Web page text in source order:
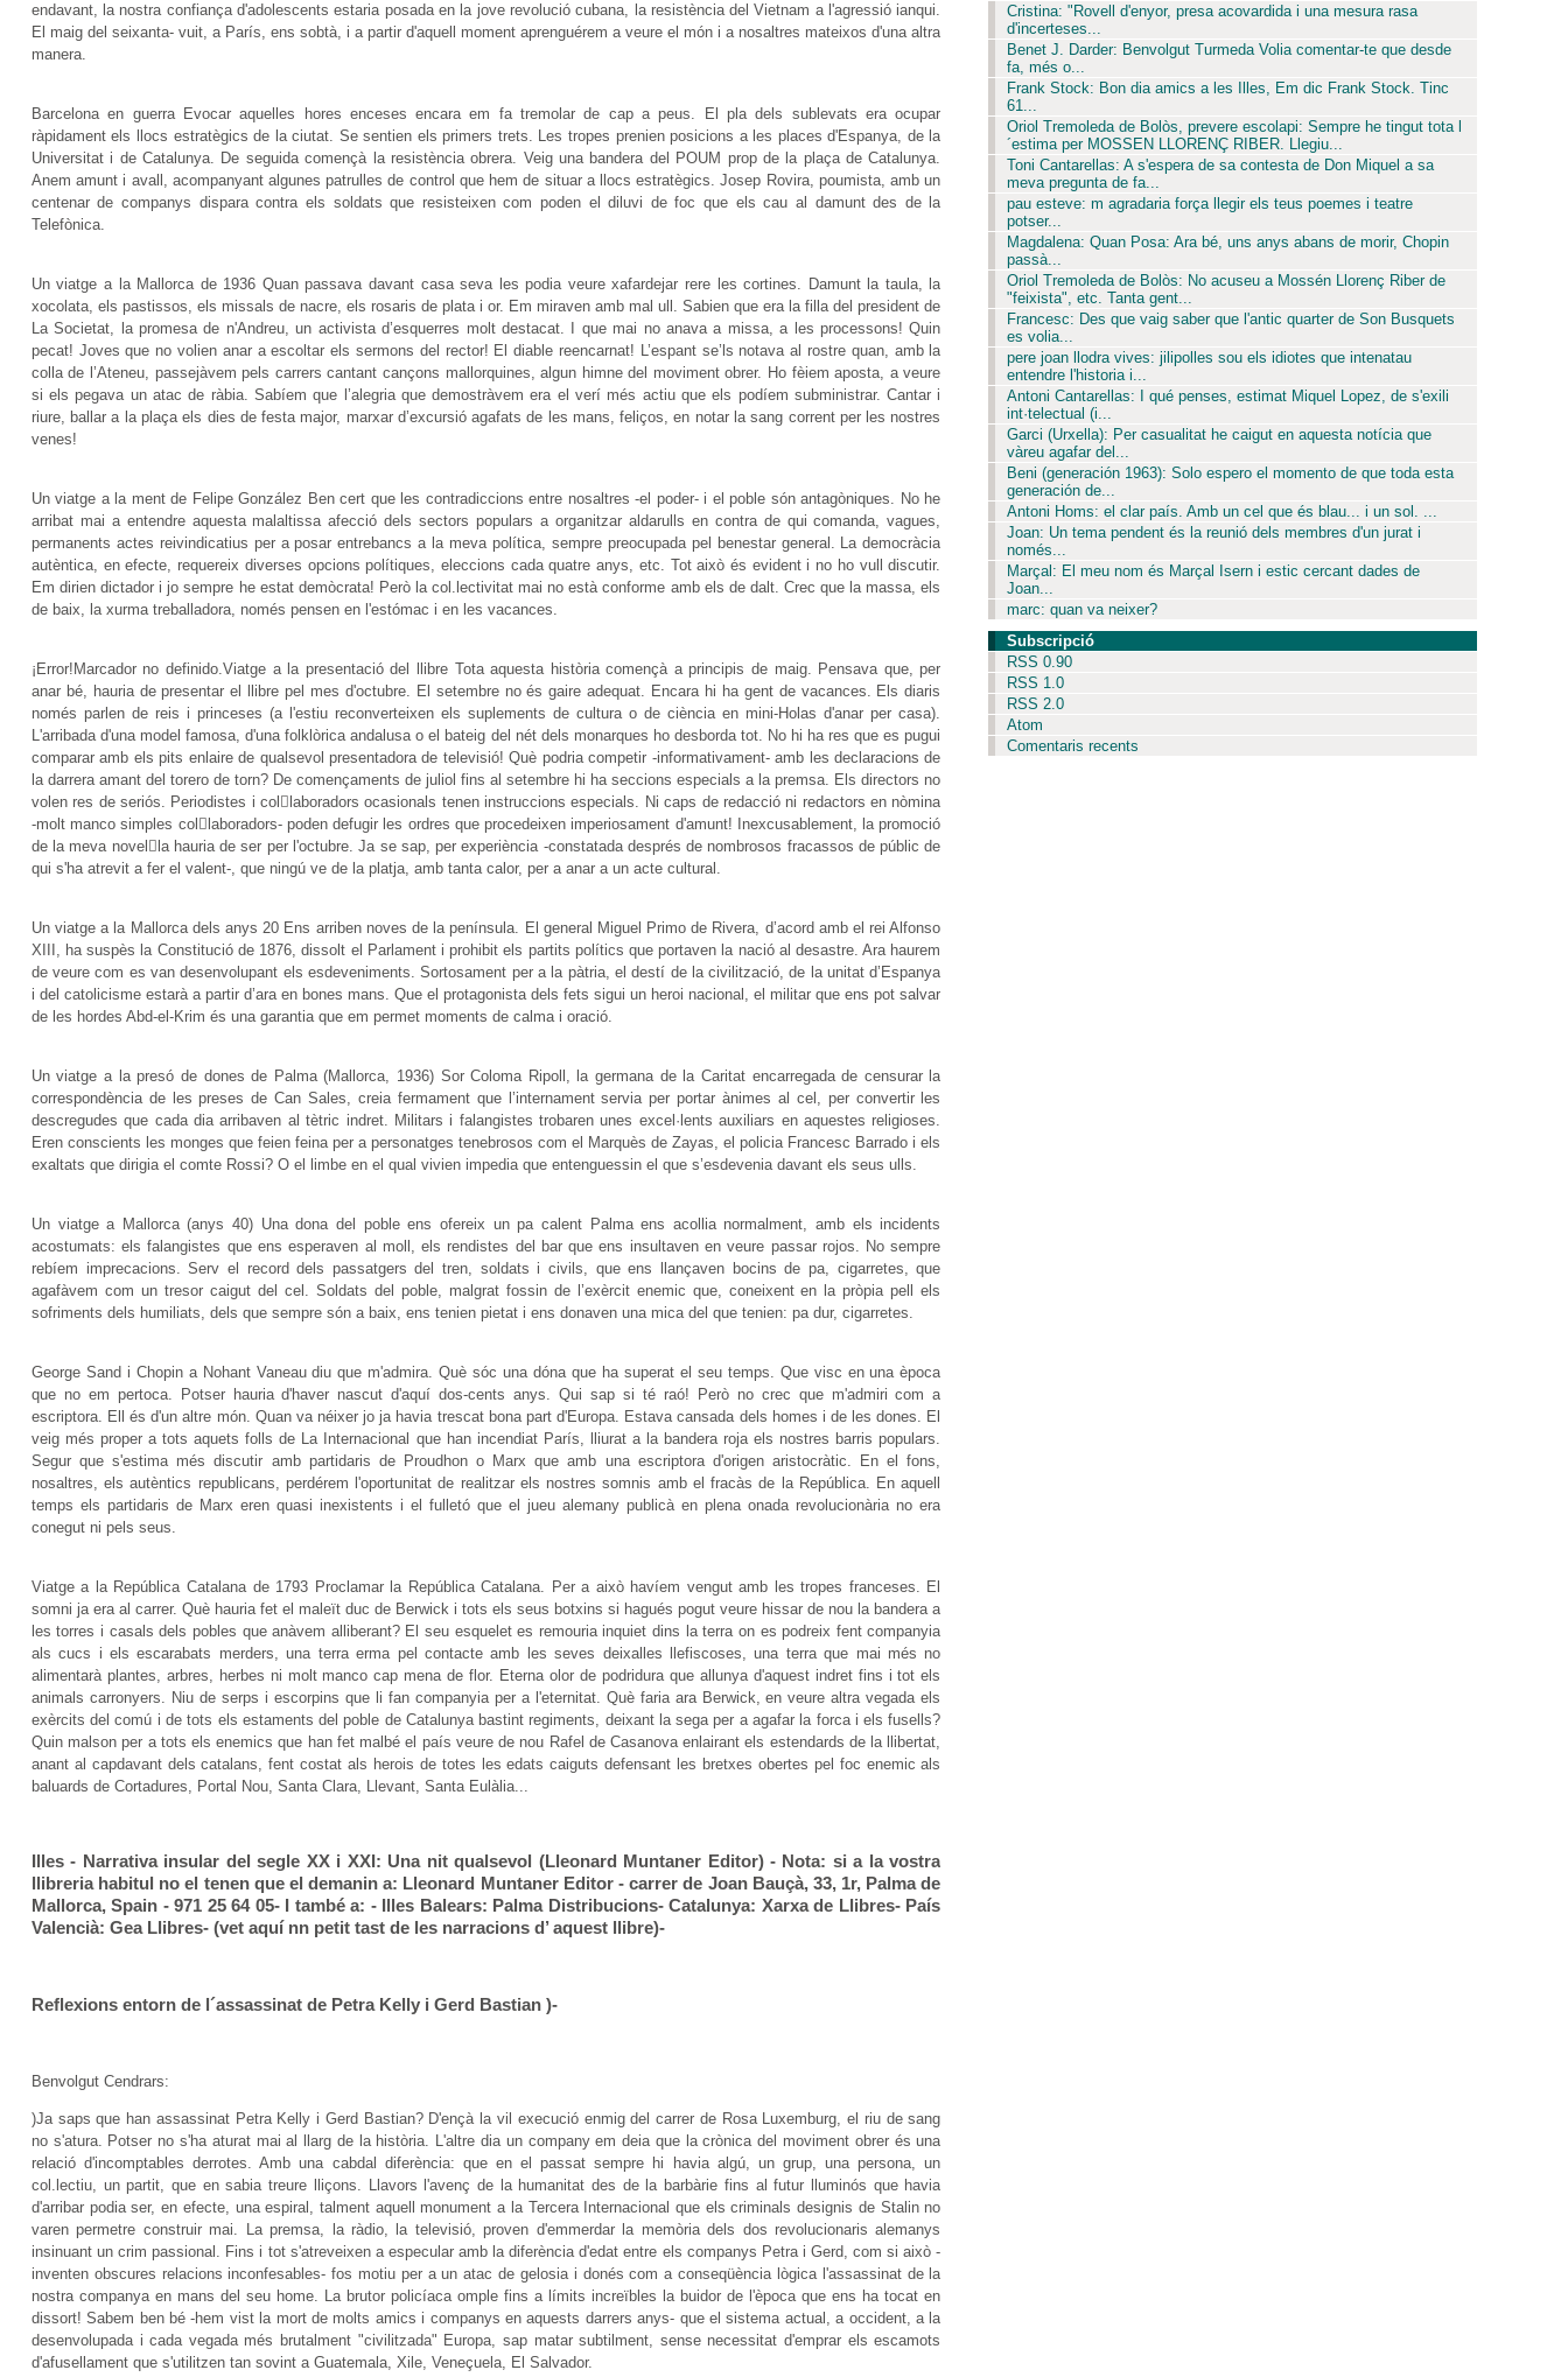
endavant, la nostra confiança d'adolescents estaria posada en la jove revolució cubana, la resistència del Vietnam a l'agressió ianqui.
El maig del seixanta- vuit, a París, ens sobtà, i a partir d'aquell moment aprenguérem a veure el món i a nosaltres mateixos d'una altra
manera.
Barcelona en guerra Evocar aquelles hores enceses encara em fa tremolar de cap a peus. El pla dels sublevats era ocupar
ràpidament els llocs estratègics de la ciutat. Se sentien els primers trets. Les tropes prenien posicions a les places d'Espanya, de la
Universitat i de Catalunya. De seguida començà la resistència obrera. Veig una bandera del POUM prop de la plaça de Catalunya.
Anem amunt i avall, acompanyant algunes patrulles de control que hem de situar a llocs estratègics. Josep Rovira, poumista, amb un
centenar de companys dispara contra els soldats que resisteixen com poden el diluvi de foc que els cau al damunt des de la
Telefònica.
Un viatge a la Mallorca de 1936 Quan passava davant casa seva les podia veure xafardejar rere les cortines. Damunt la taula, la
xocolata, els pastissos, els missals de nacre, els rosaris de plata i or. Em miraven amb mal ull. Sabien que era la filla del president de
La Societat, la promesa de n'Andreu, un activista d’esquerres molt destacat. I que mai no anava a missa, a les processons! Quin
pecat! Joves que no volien anar a escoltar els sermons del rector! El diable reencarnat! L’espant se’ls notava al rostre quan, amb la
colla de l’Ateneu, passejàvem pels carrers cantant cançons mallorquines, algun himne del moviment obrer. Ho fèiem aposta, a veure
si els pegava un atac de ràbia. Sabíem que l’alegria que demostràvem era el verí més actiu que els podíem subministrar. Cantar i
riure, ballar a la plaça els dies de festa major, marxar d’excursió agafats de les mans, feliços, en notar la sang corrent per les nostres
venes!
Un viatge a la ment de Felipe González Ben cert que les contradiccions entre nosaltres -el poder- i el poble són antagòniques. No he
arribat mai a entendre aquesta malaltissa afecció dels sectors populars a organitzar aldarulls en contra de qui comanda, vagues,
permanents actes reivindicatius per a posar entrebancs a la meva política, sempre preocupada pel benestar general. La democràcia
autèntica, en efecte, requereix diverses opcions polítiques, eleccions cada quatre anys, etc. Tot això és evident i no ho vull discutir.
Em dirien dictador i jo sempre he estat demòcrata! Però la col.lectivitat mai no està conforme amb els de dalt. Crec que la massa, els
de baix, la xurma treballadora, només pensen en l'estómac i en les vacances.
¡Error!Marcador no definido.Viatge a la presentació del llibre Tota aquesta història començà a principis de maig. Pensava que, per
anar bé, hauria de presentar el llibre pel mes d'octubre. El setembre no és gaire adequat. Encara hi ha gent de vacances. Els diaris
només parlen de reis i princeses (a l'estiu reconverteixen els suplements de cultura o de ciència en mini-Holas d'anar per casa).
L'arribada d'una model famosa, d'una folklòrica andalusa o el bateig del nét dels monarques ho desborda tot. No hi ha res que es pugui
comparar amb els pits enlaire de qualsevol presentadora de televisió! Què podria competir -informativament- amb les declaracions de
la darrera amant del torero de torn? De començaments de juliol fins al setembre hi ha seccions especials a la premsa. Els directors no
volen res de seriós. Periodistes i collaboradors ocasionals tenen instruccions especials. Ni caps de redacció ni redactors en nòmina
-molt manco simples collaboradors- poden defugir les ordres que procedeixen imperiosament d'amunt! Inexcusablement, la promoció
de la meva novella hauria de ser per l'octubre. Ja se sap, per experiència -constatada després de nombrosos fracassos de públic de
qui s'ha atrevit a fer el valent-, que ningú ve de la platja, amb tanta calor, per a anar a un acte cultural.
Un viatge a la Mallorca dels anys 20 Ens arriben noves de la península. El general Miguel Primo de Rivera, d’acord amb el rei Alfonso
XIII, ha suspès la Constitució de 1876, dissolt el Parlament i prohibit els partits polítics que portaven la nació al desastre. Ara haurem
de veure com es van desenvolupant els esdeveniments. Sortosament per a la pàtria, el destí de la civilització, de la unitat d’Espanya
i del catolicisme estarà a partir d’ara en bones mans. Que el protagonista dels fets sigui un heroi nacional, el militar que ens pot salvar
de les hordes Abd-el-Krim és una garantia que em permet moments de calma i oració.
Un viatge a la presó de dones de Palma (Mallorca, 1936) Sor Coloma Ripoll, la germana de la Caritat encarregada de censurar la
correspondència de les preses de Can Sales, creia fermament que l’internament servia per portar ànimes al cel, per convertir les
descregudes que cada dia arribaven al tètric indret. Militars i falangistes trobaren unes excel·lents auxiliars en aquestes religioses.
Eren conscients les monges que feien feina per a personatges tenebrosos com el Marquès de Zayas, el policia Francesc Barrado i els
exaltats que dirigia el comte Rossi? O el limbe en el qual vivien impedia que entenguessin el que s’esdevenia davant els seus ulls.
Un viatge a Mallorca (anys 40) Una dona del poble ens ofereix un pa calent Palma ens acollia normalment, amb els incidents
acostumats: els falangistes que ens esperaven al moll, els rendistes del bar que ens insultaven en veure passar rojos. No sempre
rebíem imprecacions. Serv el record dels passatgers del tren, soldats i civils, que ens llançaven bocins de pa, cigarretes, que
agafàvem com un tresor caigut del cel. Soldats del poble, malgrat fossin de l’exèrcit enemic que, coneixent en la pròpia pell els
sofriments dels humiliats, dels que sempre són a baix, ens tenien pietat i ens donaven una mica del que tenien: pa dur, cigarretes.
George Sand i Chopin a Nohant Vaneau diu que m'admira. Què sóc una dóna que ha superat el seu temps. Que visc en una època
que no em pertoca. Potser hauria d'haver nascut d'aquí dos-cents anys. Qui sap si té raó! Però no crec que m'admiri com a
escriptora. Ell és d'un altre món. Quan va néixer jo ja havia trescat bona part d'Europa. Estava cansada dels homes i de les dones. El
veig més proper a tots aquets folls de La Internacional que han incendiat París, lliurat a la bandera roja els nostres barris populars.
Segur que s'estima més discutir amb partidaris de Proudhon o Marx que amb una escriptora d'origen aristocràtic. En el fons,
nosaltres, els autèntics republicans, perdérem l'oportunitat de realitzar els nostres somnis amb el fracàs de la República. En aquell
temps els partidaris de Marx eren quasi inexistents i el fulletó que el jueu alemany publicà en plena onada revolucionària no era
conegut ni pels seus.
Viatge a la República Catalana de 1793 Proclamar la República Catalana. Per a això havíem vengut amb les tropes franceses. El
somni ja era al carrer. Què hauria fet el maleït duc de Berwick i tots els seus botxins si hagués pogut veure hissar de nou la bandera a
les torres i casals dels pobles que anàvem alliberant? El seu esquelet es remouria inquiet dins la terra on es podreix fent companyia
als cucs i els escarabats merders, una terra erma pel contacte amb les seves deixalles llefiscoses, una terra que mai més no
alimentarà plantes, arbres, herbes ni molt manco cap mena de flor. Eterna olor de podridura que allunya d'aquest indret fins i tot els
animals carronyers. Niu de serps i escorpins que li fan companyia per a l'eternitat. Què faria ara Berwick, en veure altra vegada els
exèrcits del comú i de tots els estaments del poble de Catalunya bastint regiments, deixant la sega per a agafar la forca i els fusells?
Quin malson per a tots els enemics que han fet malbé el país veure de nou Rafel de Casanova enlairant els estendards de la llibertat,
anant al capdavant dels catalans, fent costat als herois de totes les edats caiguts defensant les bretxes obertes pel foc enemic als
baluards de Cortadures, Portal Nou, Santa Clara, Llevant, Santa Eulàlia...
Illes - Narrativa insular del segle XX i XXI: Una nit qualsevol (Lleonard Muntaner Editor) - Nota: si a la vostra
llibreria habitul no el tenen que el demanin a: Lleonard Muntaner Editor - carrer de Joan Bauçà, 33, 1r, Palma de
Mallorca, Spain - 971 25 64 05- I també a: - Illes Balears: Palma Distribucions- Catalunya: Xarxa de Llibres- País
Valencià: Gea Llibres- (vet aquí nn petit tast de les narracions d’ aquest llibre)-
Reflexions entorn de l´assassinat de Petra Kelly i Gerd Bastian )-
Benvolgut Cendrars:
)Ja saps que han assassinat Petra Kelly i Gerd Bastian? D'ençà la vil execució enmig del carrer de Rosa Luxemburg, el riu de sang
no s'atura. Potser no s'ha aturat mai al llarg de la història. L'altre dia un company em deia que la crònica del moviment obrer és una
relació d'incomptables derrotes. Amb una cabdal diferència: que en el passat sempre hi havia algú, un grup, una persona, un
col.lectiu, un partit, que en sabia treure lliçons. Llavors l'avenç de la humanitat des de la barbàrie fins al futur lluminós que havia
d'arribar podia ser, en efecte, una espiral, talment aquell monument a la Tercera Internacional que els criminals designis de Stalin no
varen permetre construir mai. La premsa, la ràdio, la televisió, proven d'emmerdar la memòria dels dos revolucionaris alemanys
insinuant un crim passional. Fins i tot s'atreveixen a especular amb la diferència d'edat entre els companys Petra i Gerd, com si això -
inventen obscures relacions inconfesables- fos motiu per a un atac de gelosia i donés com a conseqüència lògica l'assassinat de la
nostra companya en mans del seu home. La brutor policíaca omple fins a límits increïbles la buidor de l'època que ens ha tocat en
dissort! Sabem ben bé -hem vist la mort de molts amics i companys en aquests darrers anys- que el sistema actual, a occident, a la
desenvolupada i cada vegada més brutalment "civilitzada" Europa, sap matar subtilment, sense necessitat d'emprar els escamots
d'afusellament que s'utilitzen tan sovint a Guatemala, Xile, Veneçuela, El Salvador.
Cristina: "Rovell d'enyor, presa acovardida i una mesura rasa
d'incerteses...
Benet J. Darder: Benvolgut Turmeda Volia comentar-te que desde
fa, més o...
Frank Stock: Bon dia amics a les Illes, Em dic Frank Stock. Tinc
61...
Oriol Tremoleda de Bolòs, prevere escolapi: Sempre he tingut tota l
´estima per MOSSEN LLORENÇ RIBER. Llegiu...
Toni Cantarellas: A s'espera de sa contesta de Don Miquel a sa
meva pregunta de fa...
pau esteve: m agradaria força llegir els teus poemes i teatre
potser...
Magdalena: Quan Posa: Ara bé, uns anys abans de morir, Chopin
passà...
Oriol Tremoleda de Bolòs: No acuseu a Mossén Llorenç Riber de
"feixista", etc. Tanta gent...
Francesc: Des que vaig saber que l'antic quarter de Son Busquets
es volia...
pere joan llodra vives: jilipolles sou els idiotes que intenatau
entendre l'historia i...
Antoni Cantarellas: I qué penses, estimat Miquel Lopez, de s'exili
int·telectual (i...
Garci (Urxella): Per casualitat he caigut en aquesta notícia que
vàreu agafar del...
Beni (generación 1963): Solo espero el momento de que toda esta
generación de...
Antoni Homs: el clar país. Amb un cel que és blau... i un sol. ...
Joan: Un tema pendent és la reunió dels membres d'un jurat i
només...
Marçal: El meu nom és Marçal Isern i estic cercant dades de
Joan...
marc: quan va neixer?
Subscripció
RSS 0.90
RSS 1.0
RSS 2.0
Atom
Comentaris recents